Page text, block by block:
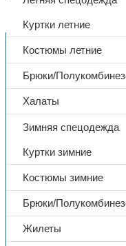
0
Куртки летние
Костюмы летние
Брюки/
Халаты
Зимняя спецодежда
Куртки зимние
Костюмы зимние
Брюки/
Жилеты
Главная страница»
на 7 чел. 210*210*75,